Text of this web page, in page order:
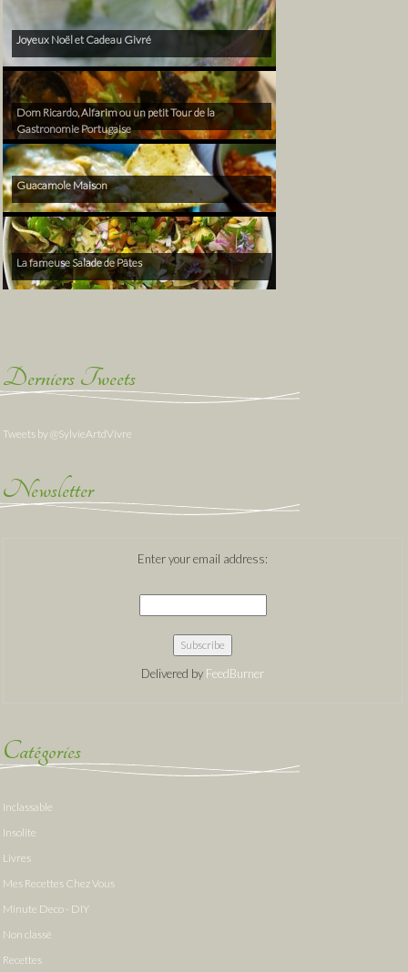
Joyeux Noël et Cadeau Givré
Dom Ricardo, Alfarim ou un petit Tour de la
Gastronomie Portugaise
Guacamole Maison
La fameuse Salade de Pâtes
Derniers Tweets
Tweets by @SylvieArtdVivre
Newsletter
Enter your email address:
Delivered by FeedBurner
Catégories
Inclassable
Insolite
Livres
Mes Recettes Chez Vous
Minute Deco - DIY
Non classé
Recettes